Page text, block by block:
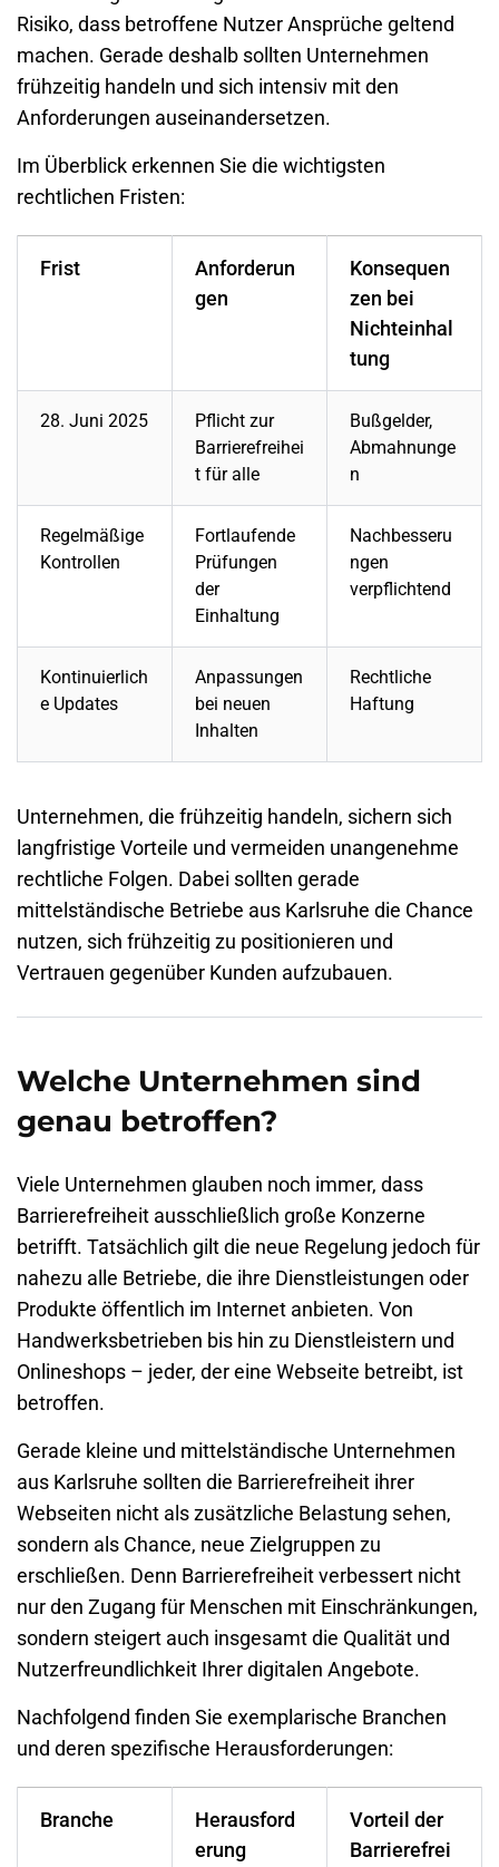
Risiko, dass betroffene Nutzer Ansprüche geltend
machen. Gerade deshalb sollten Unternehmen
frühzeitig handeln und sich intensiv mit den
Anforderungen auseinandersetzen.
Im Überblick erkennen Sie die wichtigsten
rechtlichen Fristen:
Frist
Anforderun
gen
Konsequen
zen bei
Nichteinhal
tung
28. Juni 2025
Pflicht zur
Barrierefreihei
t für alle
Bußgelder,
Abmahnunge
n
Regelmäßige
Kontrollen
Fortlaufende
Prüfungen
der
Einhaltung
Nachbesseru
ngen
verpflichtend
Kontinuierlich
e Updates
Anpassungen
bei neuen
Inhalten
Rechtliche
Haftung
Unternehmen, die frühzeitig handeln, sichern sich
langfristige Vorteile und vermeiden unangenehme
rechtliche Folgen. Dabei sollten gerade
mittelständische Betriebe aus Karlsruhe die Chance
nutzen, sich frühzeitig zu positionieren und
Vertrauen gegenüber Kunden aufzubauen.
Welche Unternehmen sind
genau betroffen?
Viele Unternehmen glauben noch immer, dass
Barrierefreiheit ausschließlich große Konzerne
betrifft. Tatsächlich gilt die neue Regelung jedoch für
nahezu alle Betriebe, die ihre Dienstleistungen oder
Produkte öffentlich im Internet anbieten. Von
Handwerksbetrieben bis hin zu Dienstleistern und
Onlineshops – jeder, der eine Webseite betreibt, ist
betroffen.
Gerade kleine und mittelständische Unternehmen
aus Karlsruhe sollten die Barrierefreiheit ihrer
Webseiten nicht als zusätzliche Belastung sehen,
sondern als Chance, neue Zielgruppen zu
erschließen. Denn Barrierefreiheit verbessert nicht
nur den Zugang für Menschen mit Einschränkungen,
sondern steigert auch insgesamt die Qualität und
Nutzerfreundlichkeit Ihrer digitalen Angebote.
Nachfolgend finden Sie exemplarische Branchen
und deren spezifische Herausforderungen:
Branche
Herausford
erung
Vorteil der
Barrierefrei